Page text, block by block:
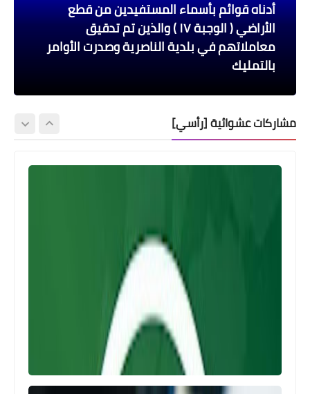
اسماء االرعاية الاجتماعية
أسماء_المشمولين بتخصيص راتب من ذوي
الاحتياجات الخاصة
هيئة التقاعد الوطنية
قائمة بأسماء الذين لم يستلموا مبالغ الاجازات
المتراكمة
أدناه قوائم بأسماء المستفيدين من قطع
الأراضي ( الوجبة ١٧ ) والذين تم تدقيق
معاملاتهم في بلدية الناصرية وصدرت الأوامر
بالتمليك
اخبار العامة
اسعار صرف الدولار اليوم في بورصة الكفاح
اسماء االرعاية الاجتماعية
العمل: بإمكان المواطن التقديم على راتب
الرعاية عبر استمارة الشمول من أي مكان
مشاركات عشوائية [رأسي]